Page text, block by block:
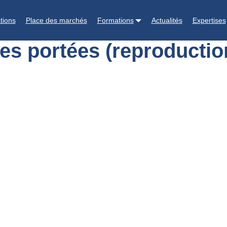
Place des marchés Formations Actualités Expertises
portées